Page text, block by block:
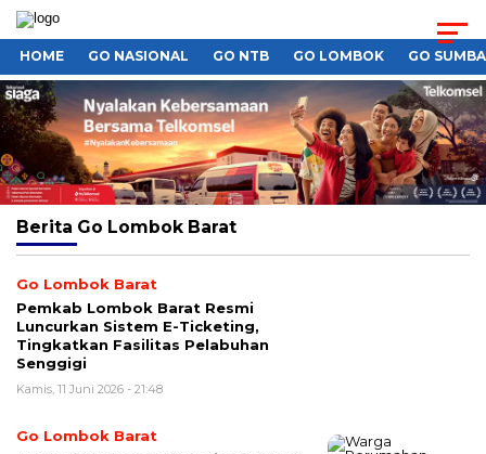
HOME GO NASIONAL GO NTB GO LOMBOK GO
Berita Go Lombok Barat
Go Lombok Barat
Pemkab Lombok Barat Resmi
Luncurkan Sistem E-Ticketing,
Tingkatkan Fasilitas Pelabuhan
Senggigi
Kamis, 11 Juni 2026 - 21:48
Go Lombok Barat